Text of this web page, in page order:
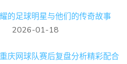
的足球明星与他们的传奇故事
2026-01-18
庆网球队赛后复盘分析精彩配合